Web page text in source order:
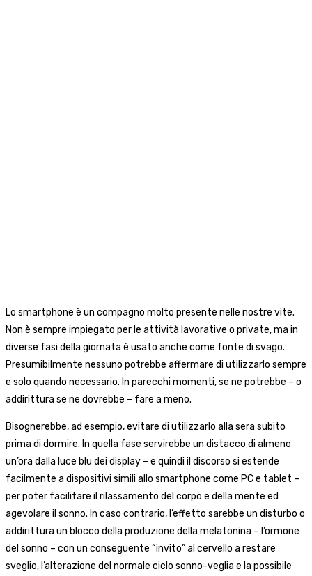
Lo smartphone è un compagno molto presente nelle nostre vite.
Non è sempre impiegato per le attività lavorative o private, ma in
diverse fasi della giornata è usato anche come fonte di svago.
Presumibilmente nessuno potrebbe affermare di utilizzarlo sempre
e solo quando necessario. In parecchi momenti, se ne potrebbe – o
addirittura se ne dovrebbe – fare a meno.
Bisognerebbe, ad esempio, evitare di utilizzarlo alla sera subito
prima di dormire. In quella fase servirebbe un distacco di almeno
un’ora dalla luce blu dei display – e quindi il discorso si estende
facilmente a dispositivi simili allo smartphone come PC e tablet –
per poter facilitare il rilassamento del corpo e della mente ed
agevolare il sonno. In caso contrario, l’effetto sarebbe un disturbo o
addirittura un blocco della produzione della melatonina – l’ormone
del sonno – con un conseguente “invito” al cervello a restare
sveglio, l’alterazione del normale ciclo sonno-veglia e la possibile